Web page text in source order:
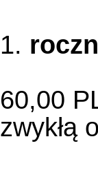
1.
60,00
zwykłą